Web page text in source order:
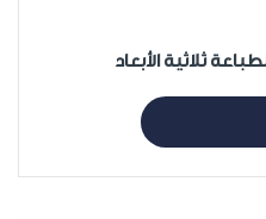
ثلاثية الأبعاد